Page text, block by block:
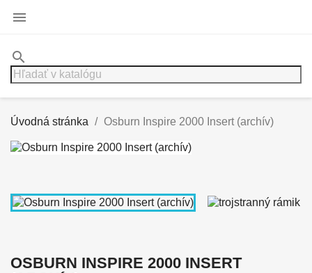

search
Úvodná stránka Osburn Inspire 2000 Insert (archív)
OSBURN INSPIRE 2000 INSERT